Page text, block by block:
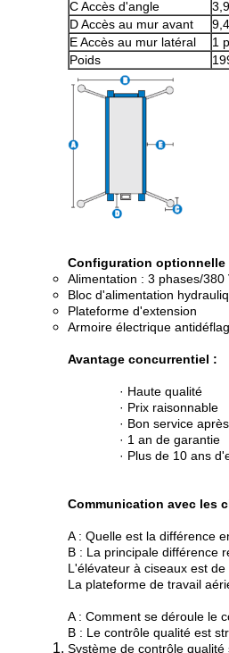
C Accès d'angle
D Accès au mur avant
E Accès au mur latéral
1
Poids
Configuration optionnelle
Alimentation : 3 phases/380
Bloc d'alimentation
Plateforme d'extension
Armoire électrique
Avantage concurrentiel :
· Haute qualité
· Prix raisonnable
· Bon service
· 1 an de garantie
· Plus de 10 ans
Communication avec les
A : Quelle est la différence
B : La principale différence
L'élévateur à ciseaux est
La plateforme de travail
A : Comment se déroule le
B : Le contrôle qualité est
Système de contrôle